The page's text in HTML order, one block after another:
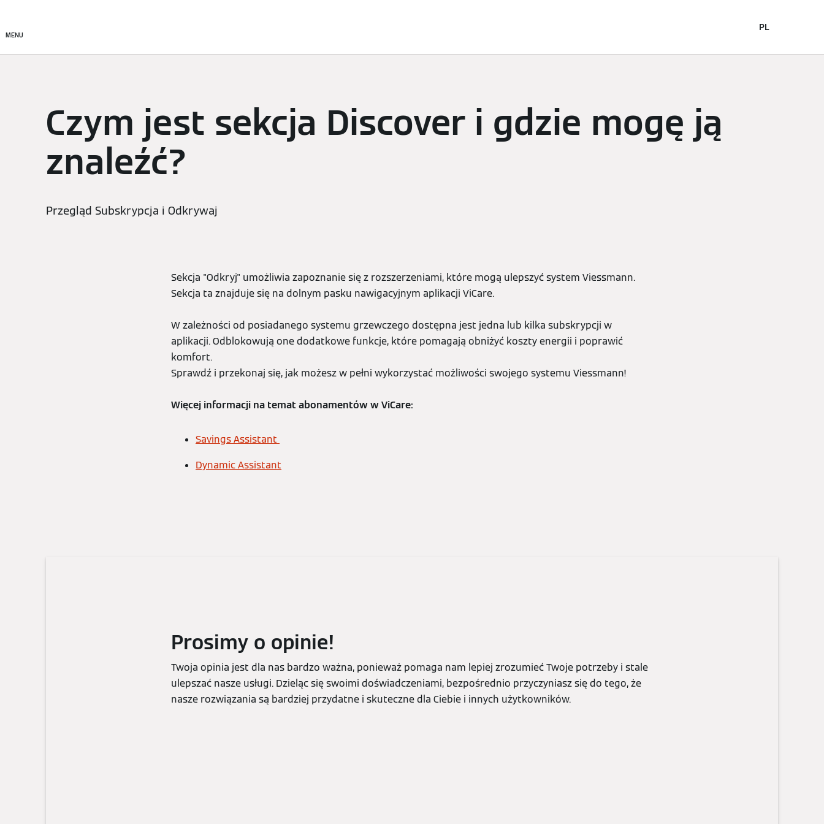
MENU
PL
Czym jest sekcja Discover i gdzie mogę ją
znaleźć?
Przegląd Subskrypcja i Odkrywaj
Sekcja "Odkryj" umożliwia zapoznanie się z rozszerzeniami, które mogą ulepszyć system Viessmann.
Sekcja ta znajduje się na dolnym pasku nawigacyjnym aplikacji ViCare.
W zależności od posiadanego systemu grzewczego dostępna jest jedna lub kilka subskrypcji w
aplikacji. Odblokowują one dodatkowe funkcje, które pomagają obniżyć koszty energii i poprawić
komfort.
Sprawdź i przekonaj się, jak możesz w pełni wykorzystać możliwości swojego systemu Viessmann!
Więcej informacji na temat abonamentów w ViCare:
Savings Assistant
Dynamic Assistant
Prosimy o opinie!
Twoja opinia jest dla nas bardzo ważna, ponieważ pomaga nam lepiej zrozumieć Twoje potrzeby i stale
ulepszać nasze usługi. Dzieląc się swoimi doświadczeniami, bezpośrednio przyczyniasz się do tego, że
nasze rozwiązania są bardziej przydatne i skuteczne dla Ciebie i innych użytkowników.